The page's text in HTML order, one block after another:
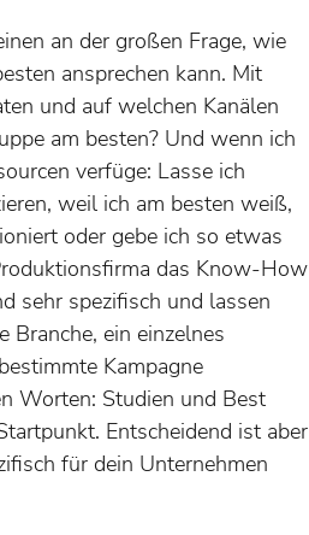
an der großen Frage, wie
ansprechen kann. Mit
und auf welchen Kanälen
am besten? Und wenn ich
verfüge: Lasse ich
weil ich am besten weiß,
oder gebe ich so etwas
das Know-How
sehr spezifisch und lassen
Branche, ein einzelnes
Kampagne
Worten: Studien und Best
Entscheidend ist aber
für dein Unternehmen